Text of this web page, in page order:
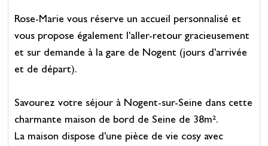
Rose-Marie vous réserve un accueil personnalisé et
vous propose également l'aller-retour gracieusement
et sur demande à la gare de Nogent (jours d'arrivée
et de départ).
Savourez votre séjour à Nogent-sur-Seine dans cette
charmante maison de bord de Seine de 38m².
La maison dispose d'une pièce de vie cosy avec